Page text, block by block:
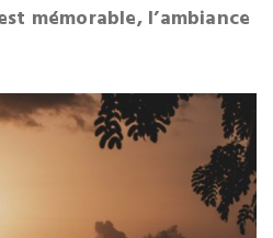
mémorable, l’ambiance